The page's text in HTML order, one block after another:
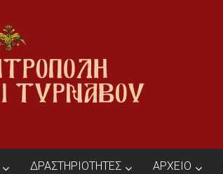
ΔΡΑΣΤΗΡΙΟΤΗΤΕΣ ΑΡΧΕΙΟ